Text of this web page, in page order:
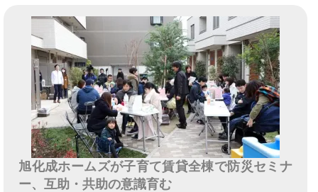
旭化成ホームズが子育て賃貸全棟で防災セミナ
ー、互助・共助の意識育む